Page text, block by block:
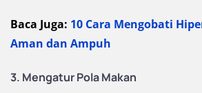
Baca Juga: 10 Cara Mengobati
Aman dan Ampuh
3. Mengatur Pola Makan